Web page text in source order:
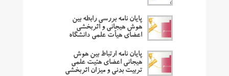
پایان نامه بررسی رابطه بین
هوش هیجانی و اثربخشی
اعضای هیأت علمی دانشگاه
پایان نامه ارتباط بین هوش
هیجانی اعضای هئیت علمی
تربیت بدنی و میزان اثربخشی